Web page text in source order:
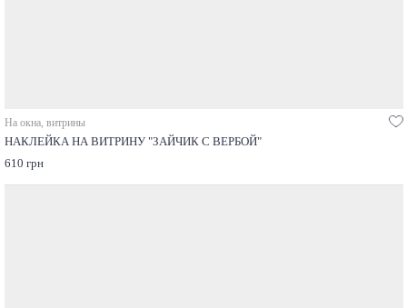
На окна, витрины
НАКЛЕЙКА НА ВИТРИНУ "ЗАЙЧИК С ВЕРБОЙ"
610 грн